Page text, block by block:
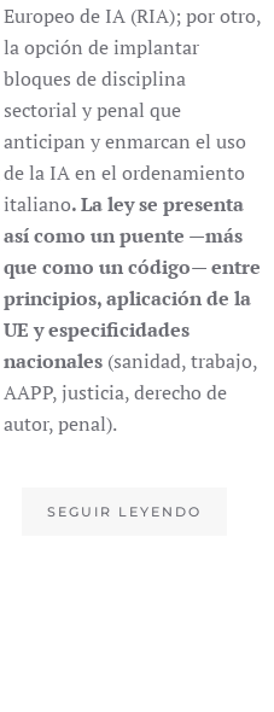
Europeo de IA (RIA); por otro,
la opción de implantar
bloques de disciplina
sectorial y penal que
anticipan y enmarcan el uso
de la IA en el ordenamiento
italiano. La ley se presenta
así como un puente —más
que como un código— entre
principios, aplicación de la
UE y especificidades
nacionales(sanidad, trabajo,
AAPP, justicia, derecho de
autor, penal).
SEGUIR LEYENDO